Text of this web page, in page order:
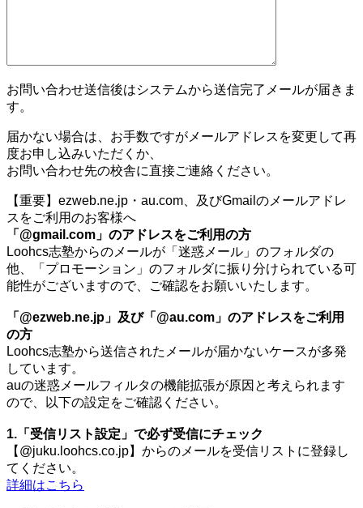
お問い合わせ送信後はシステムから送信完了メールが届きま
す。
届かない場合は、お手数ですがメールアドレスを変更して再
度お申し込みいただくか、
お問い合わせ先の校舎に直接ご連絡ください。
【重要】ezweb.ne.jp・au.com、及びGmailのメールアドレ
スをご利用のお客様へ
「@gmail.com」のアドレスをご利用の方
Loohcs志塾からのメールが「迷惑メール」のフォルダの
他、「プロモーション」のフォルダに振り分けられている可
能性がございますので、ご確認をお願いいたします。
「@ezweb.ne.jp」及び「@au.com」のアドレスをご利用
の方
Loohcs志塾から送信されたメールが届かないケースが多発
しています。
auの迷惑メールフィルタの機能拡張が原因と考えられます
ので、以下の設定をご確認ください。
1.「受信リスト設定」で必ず受信にチェック
【@juku.loohcs.co.jp】からのメールを受信リストに登録し
てください。
詳細はこちら